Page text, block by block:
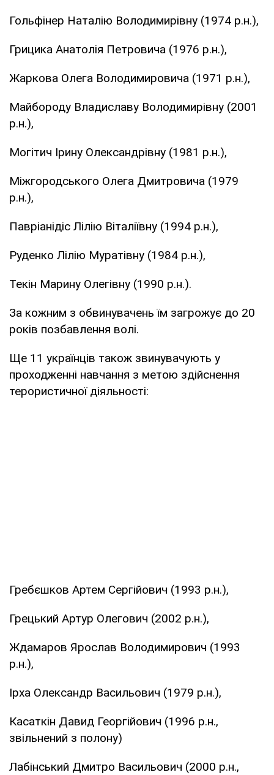
Гольфінер Наталію Володимирівну (1974 р.н.),
Грицика Анатолія Петровича (1976 р.н.),
Жаркова Олега Володимировича (1971 р.н.),
Майбороду Владиславу Володимирівну (2001
р.н.),
Могітич Ірину Олександрівну (1981 р.н.),
Міжгородського Олега Дмитровича (1979
р.н.),
Павріанідіс Лілію Віталіївну (1994 р.н.),
Руденко Лілію Муратівну (1984 р.н.),
Текін Марину Олегівну (1990 р.н.).
За кожним з обвинувачень їм загрожує до 20
років позбавлення волі.
Ще 11 українців також звинувачують у
проходженні навчання з метою здійснення
терористичної діяльності:
Гребєшков Артем Сергійович (1993 р.н.),
Грецький Артур Олегович (2002 р.н.),
Ждамаров Ярослав Володимирович (1993
р.н.),
Ірха Олександр Васильович (1979 р.н.),
Касаткін Давид Георгійович (1996 р.н.,
звільнений з полону)
Лабінський Дмитро Васильович (2000 р.н.,